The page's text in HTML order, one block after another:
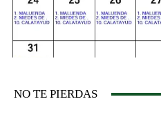
NO TE PIERDAS